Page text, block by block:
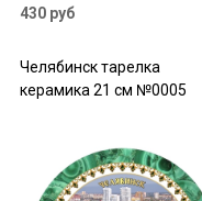
430 руб
Челябинск тарелка
керамика 21 см №0005